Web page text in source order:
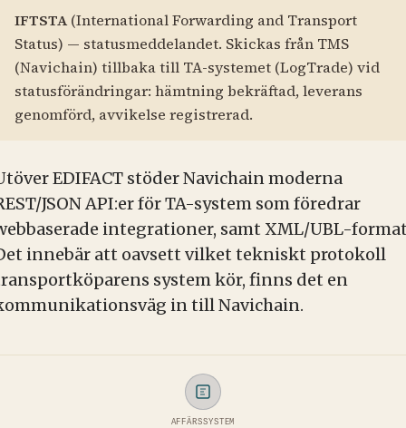
IFTSTA(International Forwarding and Transport
Status) — statusmeddelandet. Skickas från TMS
(Navichain) tillbaka till TA-systemet (LogTrade) vid
statusförändringar: hämtning bekräftad, leverans
genomförd, avvikelse registrerad.
EDIFACT stöder Navichain moderna
JSON API:er för TA-system som föredrar
integrationer, samt XML/UBL-
innebär att oavsett vilket tekniskt protokoll
system kör, finns det en
in till Navichain.
AFFÄRSSYSTEM